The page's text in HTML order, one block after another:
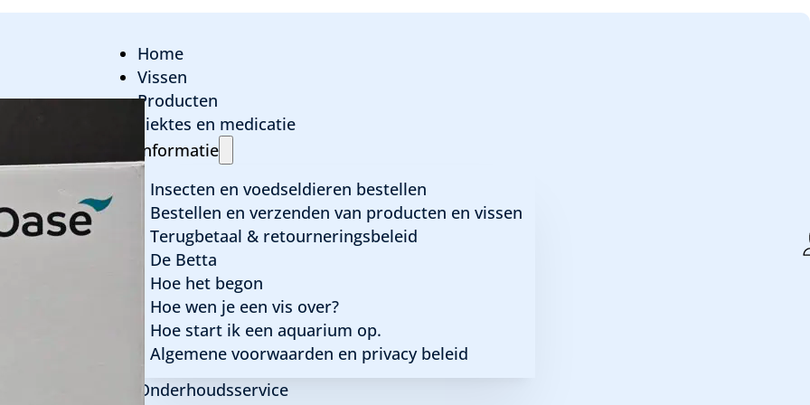
Home
Vissen
Producten
ziektes en medicatie
Informatie
Insecten en voedseldieren bestellen
Bestellen en verzenden van producten en vissen
Terugbetaal & retourneringsbeleid
De Betta
Hoe het begon
Hoe wen je een vis over?
Hoe start ik een aquarium op.
Algemene voorwaarden en privacy beleid
Onderhoudsservice
Oase Gravelcleaner R
€16,95
Op voorraad (kan nabesteld worden)
GRAVELCLEANER TOEVOEGEN